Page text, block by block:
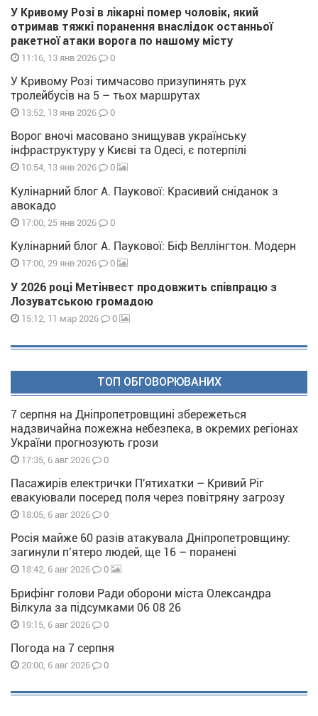
У Кривому Розі в лікарні помер чоловік, який
отримав тяжкі поранення внаслідок останньої
ракетної атаки ворога по нашому місту
11:16, 13 янв 2026 0
У Кривому Розі тимчасово призупинять рух
тролейбусів на 5 – тьох маршрутах
13:52, 13 янв 2026 0
Ворог вночі масовано знищував українську
інфраструктуру у Києві та Одесі, є потерпілі
10:54, 13 янв 2026 0
Кулінарний блог А. Паукової: Красивий сніданок з
авокадо
17:00, 25 янв 2026 0
Кулінарний блог А. Паукової: Біф Веллінгтон. Модерн
17:00, 29 янв 2026 0
У 2026 році Метінвест продовжить співпрацю з
Лозуватською громадою
15:12, 11 мар 2026 0
ТОП ОБГОВОРЮВАНИХ
7 серпня на Дніпропетровщині збережеться
надзвичайна пожежна небезпека, в окремих регіонах
України прогнозують грози
17:35, 6 авг 2026 0
Пасажирів електрички П'ятихатки – Кривий Ріг
евакуювали посеред поля через повітряну загрозу
18:05, 6 авг 2026 0
Росія майже 60 разів атакувала Дніпропетровщину:
загинули п’ятеро людей, ще 16 – поранені
18:42, 6 авг 2026 0
Брифінг голови Ради оборони міста Олександра
Вілкула за підсумками 06 08 26
19:15, 6 авг 2026 0
Погода на 7 серпня
20:00, 6 авг 2026 0